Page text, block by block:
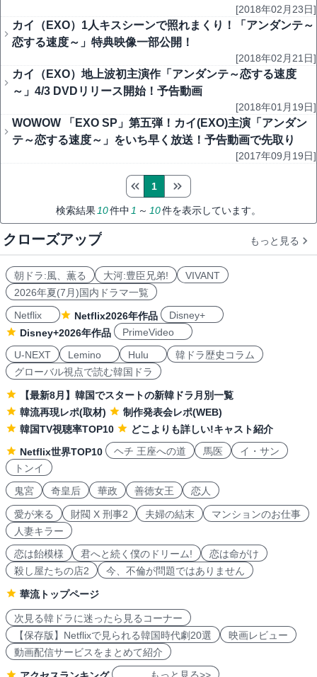
[2018年02月23日]
カイ（EXO）1人キスシーンで照れまくり！「アンダンテ～
恋する速度～」特典映像一部公開！
[2018年02月21日]
カイ（EXO）地上波初主演作「アンダンテ～恋する速度
～」4/3 DVDリリース開始！予告動画
[2018年01月19日]
WOWOW 「EXO SP」第五弾！カイ(EXO)主演「アンダン
テ～恋する速度～」をいち早く放送！予告動画で先取り
[2017年09月19日]
検索結果 10件中 1 ～ 10件を表示しています。
1
クローズアップ もっと見る
朝ドラ:風、薫る 大河:豊臣兄弟!
VIVANT
2026年夏(7月)国内ドラマ一覧
Netflix
Netflix2026年作品
Disney+
Disney+2026年作品
PrimeVideo
U-NEXT
Lemino Hulu
韓ドラ歴史コラム
グローバル視点で読む韓国ドラ
【最新8月】韓国でスタートの新韓ドラ月別一覧
韓流再現レポ(取材)
制作発表会レポ(WEB)
韓国TV視聴率TOP10
どこよりも詳しい!キャスト紹介
Netflix世界TOP10
ヘチ 王座への道 馬医
イ・サン
トンイ
鬼宮
奇皇后 華政 善徳女王 恋人
愛が来る 財閥 X 刑事2 夫婦の結末
マンションのお仕事
人妻キラー
恋は飴模様
君へと続く僕のドリーム!
恋は命がけ
殺し屋たちの店2
今、不倫が問題ではありません
華流トップページ
次見る韓ドラに迷ったら見るコーナー
【保存版】Netflixで見られる韓国時代劇20選
映画レビュー
動画配信サービスをまとめて紹介